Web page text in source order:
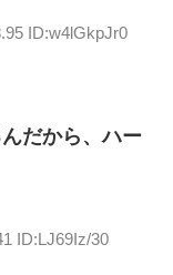
ID:w4lGkpJr0
だから、ハー
ID:LJ69Iz/30